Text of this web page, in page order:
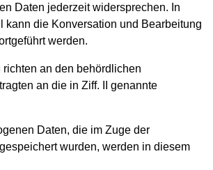
Daten jederzeit widersprechen. In
kann die Konversation und Bearbeitung
werden.
richten an den behördlichen
an die in Ziff. II genannte
Daten, die im Zuge der
wurden, werden in diesem